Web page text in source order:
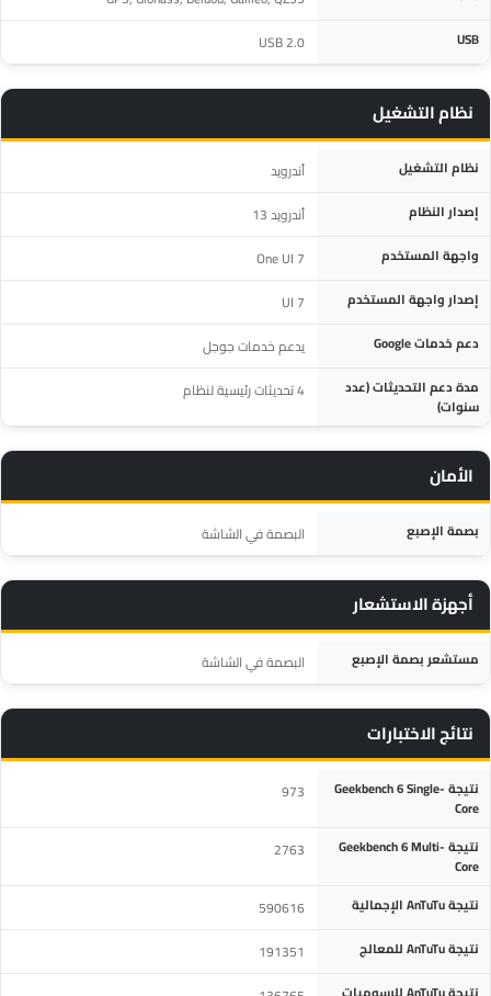
USB
USB 2.0
نظام التشغيل
المواصفة التفاصيلنظام التشغيل أندرويد
إصدار النظام أندرويد 13
واجهة المستخدم One UI 7
إصدار واجهة المستخدم UI 7
دعم خدمات Google يدعم خدمات جوجل
مدة دعم التحديثات (عدد
سنوات)
4 تحديثات رئيسية لنظام
الأمان
المواصفة
بصمة الإصبع البصمة في الشاشة
أجهزة الاستشعار
المواصفة التفاصيل
مستشعر بصمة الإصبع البصمة في الشاشة
نتائج الاختبارات
المواصفة التفاصيل
نتيجة Geekbench 6 Single-
Core
973
نتيجة Geekbench 6 Multi-
Core
2763
نتيجة AnTuTu الإجمالية 590616
نتيجة AnTuTu للمعالج 191351